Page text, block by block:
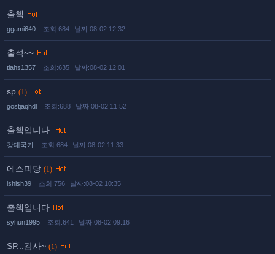
출첵
ggami640 조회:684 날짜:08-02 12:32
출석~~
tlahs1357 조회:635 날짜:08-02 12:01
sp (1)
gostjaqhdl 조회:688 날짜:08-02 11:52
출첵입니다.
강대국가 조회:684 날짜:08-02 11:33
에스피당 (1)
lshlsh39 조회:756 날짜:08-02 10:35
출첵입니다
syhun1995 조회:641 날짜:08-02 09:16
SP...감사~ (1)